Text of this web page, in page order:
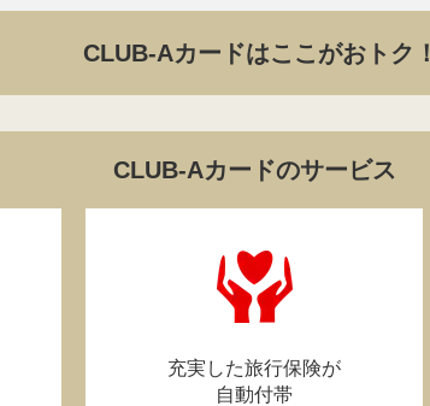
CLUB-Aカードはここがおトク！
CLUB-Aカードのサービス
充実した旅行保険が
自動付帯